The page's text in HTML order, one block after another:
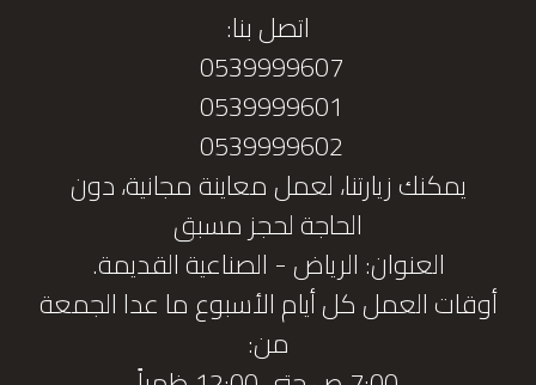
اتصل بنا:
0539999607
0539999601
0539999602
يمكنك زيارتنا، لعمل معاينة مجانية، دون
الحاجة لحجز مسبق
العنوان: الرياض - الصناعية القديمة.
أوقات العمل كل أيام الأسبوع ما عدا الجمعة
من: